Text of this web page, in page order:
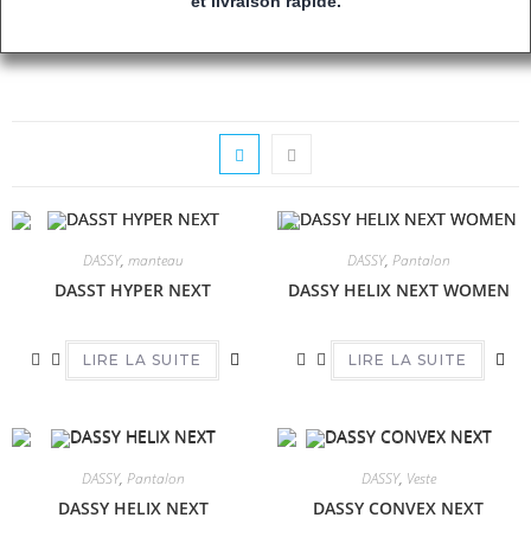
DASSY, manteau
DASST HYPER NEXT
LIRE LA SUITE
DASSY, Pantalon
DASSY HELIX NEXT WOMEN
LIRE LA SUITE
DASSY, Pantalon
DASSY HELIX NEXT
DASSY, Veste
DASSY CONVEX NEXT